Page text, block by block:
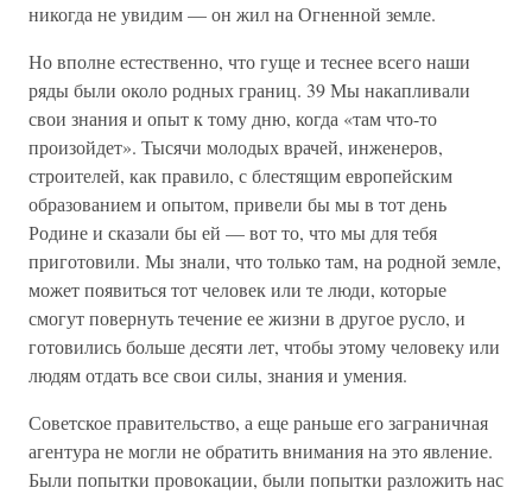
никогда не увидим — он жил на Огненной земле.
Но вполне естественно, что гуще и теснее всего наши
ряды были около родных границ. 39 Мы накапливали
свои знания и опыт к тому дню, когда «там что-то
произойдет». Тысячи молодых врачей, инженеров,
строителей, как правило, с блестящим европейским
образованием и опытом, привели бы мы в тот день
Родине и сказали бы ей — вот то, что мы для тебя
приготовили. Мы знали, что только там, на родной земле,
может появиться тот человек или те люди, которые
смогут повернуть течение ее жизни в другое русло, и
готовились больше десяти лет, чтобы этому человеку или
людям отдать все свои силы, знания и умения.
Советское правительство, а еще раньше его заграничная
агентура не могли не обратить внимания на это явление.
Были попытки провокации, были попытки разложить нас